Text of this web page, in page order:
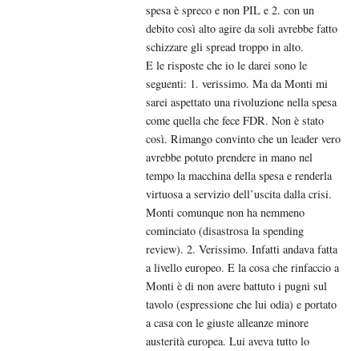
spesa è spreco e non PIL e 2. con un
debito così alto agire da soli avrebbe fatto
schizzare gli spread troppo in alto.
E le risposte che io le darei sono le
seguenti: 1. verissimo. Ma da Monti mi
sarei aspettato una rivoluzione nella spesa
come quella che fece FDR. Non è stato
così. Rimango convinto che un leader vero
avrebbe potuto prendere in mano nel
tempo la macchina della spesa e renderla
virtuosa a servizio dell’uscita dalla crisi.
Monti comunque non ha nemmeno
cominciato (disastrosa la spending
review). 2. Verissimo. Infatti andava fatta
a livello europeo. E la cosa che rinfaccio a
Monti è di non avere battuto i pugni sul
tavolo (espressione che lui odia) e portato
a casa con le giuste alleanze minore
austerità europea. Lui aveva tutto lo